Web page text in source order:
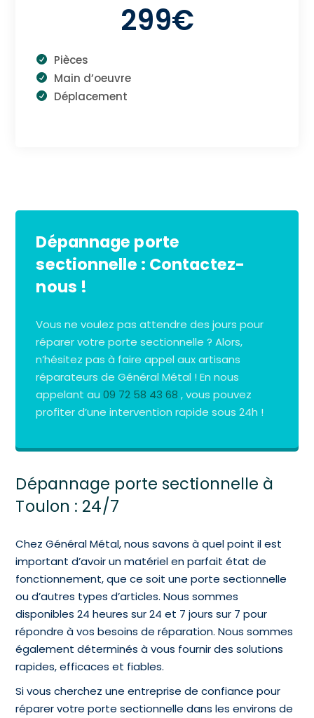
299€
Pièces
Main d’oeuvre
Déplacement
Dépannage porte
sectionnelle : Contactez-
nous !
Vous ne voulez pas attendre des jours pour
réparer votre porte sectionnelle ? Alors,
n’hésitez pas à faire appel aux artisans
réparateurs de Général Métal ! En nous
appelant au09 72 58 43 68 , vous pouvez
profiter d’une intervention rapide sous 24h !
Dépannage porte sectionnelle à
Toulon : 24/7
Chez Général Métal, nous savons à quel point il est
important d’avoir un matériel en parfait état de
fonctionnement, que ce soit une porte sectionnelle
ou d’autres types d’articles. Nous sommes
disponibles 24 heures sur 24 et 7 jours sur 7 pour
répondre à vos besoins de réparation. Nous sommes
également déterminés à vous fournir des solutions
rapides, efficaces et fiables.
Si vous cherchez une entreprise de confiance pour
réparer votre porte sectionnelle dans les environs de